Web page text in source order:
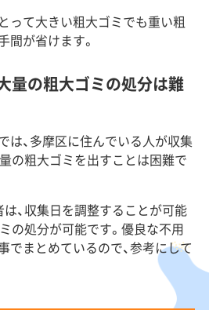
って大きい粗大ゴミでも重い粗
間が省けます。
量の粗大ゴミの処分は難
は、多摩区に住んでいる人が収集
の粗大ゴミを出すことは困難で
は、収集日を調整することが可能
の処分が可能です。優良な不用
でまとめているので、参考にして